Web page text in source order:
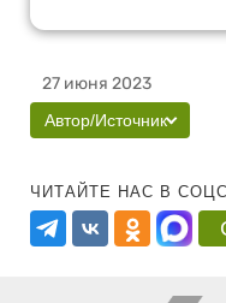
27 июня 2023
Автор/Источник
ЧИТАЙТЕ НАС В